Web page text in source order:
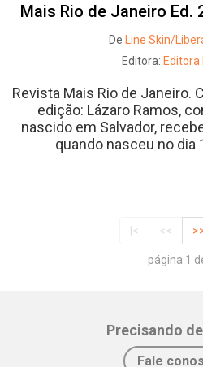
Mais Rio de Janeiro Ed.
De
Line Skin/
Editora: Editora
Revista Mais Rio de Janeiro.
edição: Lázaro Ramos,
nascido em Salvador,
quando nasceu no dia
|< <<
página 1
Precisando
Fale